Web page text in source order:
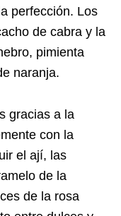
perfección. Los
de cabra y la
pimienta
naranja.
gracias a la
con la
el ají, las
de la
de la rosa